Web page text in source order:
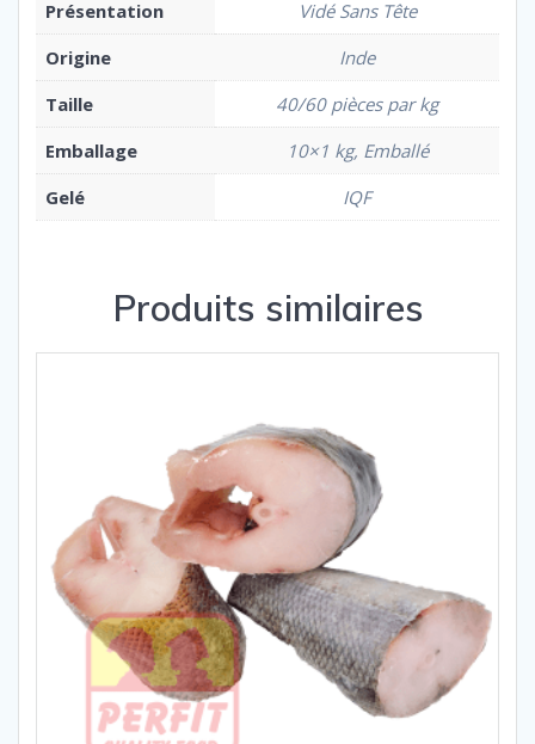
Présentation
Vidé Sans Tête
Origine
Inde
Taille
40/60 pièces par kg
Emballage
10×1 kg, Emballé
Gelé
IQF
Produits similaires